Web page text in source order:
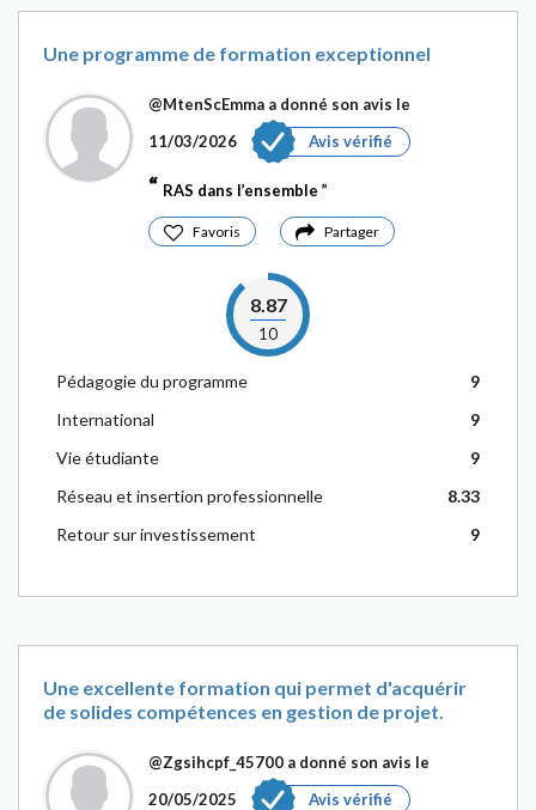
Une programme de formation exceptionnel
@MtenScEmma a donné son avis le
11/03/2026
Avis vérifié
RAS dans l’ensemble
Favoris Partager
8.87
10
Pédagogie du programme
9
International
9
Vie étudiante
9
Réseau et insertion professionnelle
8.33
Retour sur investissement
9
Une excellente formation qui permet d'acquérir
de solides compétences en gestion de projet.
@Zgsihcpf_45700 a donné son avis le
20/05/2025
Avis vérifié